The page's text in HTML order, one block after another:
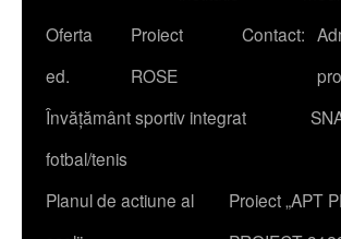
content
Oferta
ed.
Proiect
ROSE
Contact:
Învățământ sportiv integrat
fotbal/tenis
Planul de actiune al
Proiect „APT